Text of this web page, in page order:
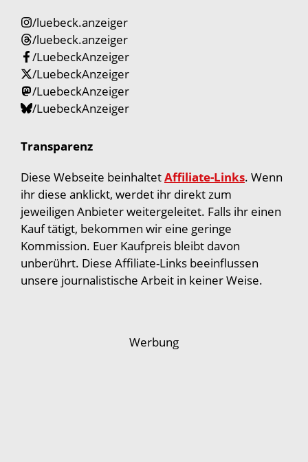
/luebeck.anzeiger
/luebeck.anzeiger
/LuebeckAnzeiger
/LuebeckAnzeiger
/LuebeckAnzeiger
/LuebeckAnzeiger
Transparenz
Diese Webseite beinhaltetAffiliate-Links. Wenn
ihr diese anklickt, werdet ihr direkt zum
jeweiligen Anbieter weitergeleitet. Falls ihr einen
Kauf tätigt, bekommen wir eine geringe
Kommission. Euer Kaufpreis bleibt davon
unberührt. Diese Affiliate-Links beeinflussen
unsere journalistische Arbeit in keiner Weise.
Werbung